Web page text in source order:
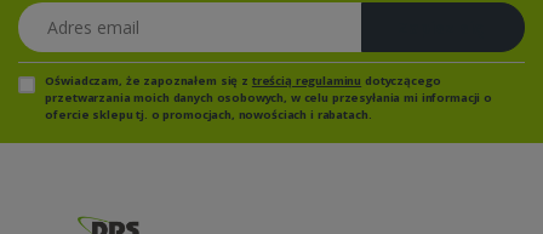
Adres email
Oświadczam, że zapoznałem się z treścią regulaminu dotyczącego
przetwarzania moich danych osobowych, w celu przesyłania mi informacji o
ofercie sklepu tj. o promocjach, nowościach i rabatach.